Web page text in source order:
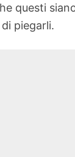
questi
piegarli.